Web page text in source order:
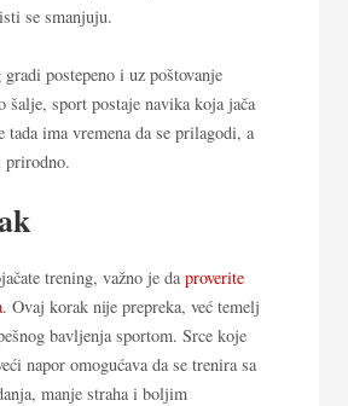
se smanjuju.
postepeno i uz poštovanje
šalje, sport postaje navika koja jača
ima vremena da se prilagodi, a
prirodno.
trening, važno je daproverite
. Ovaj korak nije prepreka, već temelj
bavljenja sportom. Srce koje
napor omogućava da se trenira sa
manje straha i boljim